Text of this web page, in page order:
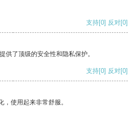
支持[0] 反对[0]
供了顶级的安全性和隐私保护。
支持[0] 反对[0]
使用起来非常舒服。